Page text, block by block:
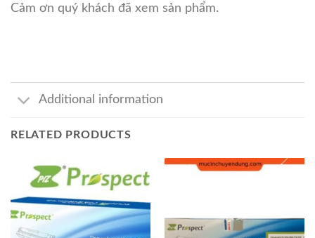
Cảm ơn quý khách đã xem sản phẩm.
Additional information
RELATED PRODUCTS